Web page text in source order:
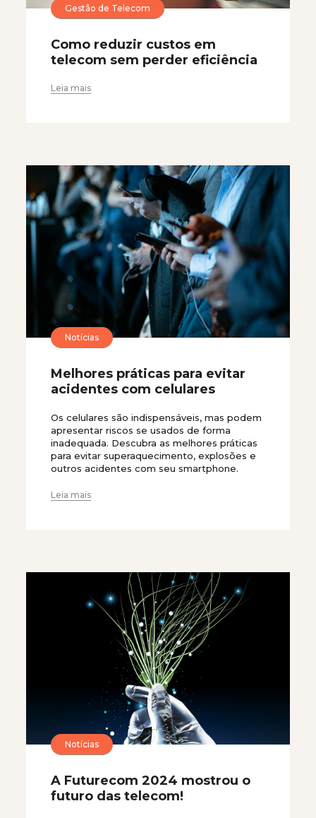
Gestão de Telecom
Como reduzir custos em
telecom sem perder eficiência
Leia mais
Notícias
Melhores práticas para evitar
acidentes com celulares
Os celulares são indispensáveis, mas podem
apresentar riscos se usados de forma
inadequada. Descubra as melhores práticas
para evitar superaquecimento, explosões e
outros acidentes com seu smartphone.
Leia mais
Notícias
A Futurecom 2024 mostrou o
futuro das telecom!